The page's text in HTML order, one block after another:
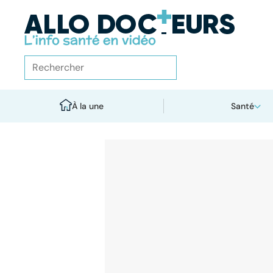
À la une Santé